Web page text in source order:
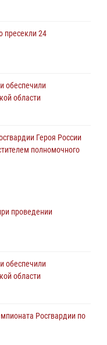
пресекли 24
обеспечили
области
Героя России
полномочного
посвященном
250 выездов и
области
Росгвардии по
проведении
обеспечили
области
Росгвардии по